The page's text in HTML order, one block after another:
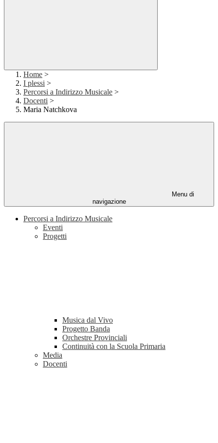
Home >
I plessi >
Percorsi a Indirizzo Musicale >
Docenti >
Maria Natchkova
Menu di
navigazione
Percorsi a Indirizzo Musicale
Eventi
Progetti
Musica dal Vivo
Progetto Banda
Orchestre Provinciali
Continuità con la Scuola Primaria
Media
Docenti